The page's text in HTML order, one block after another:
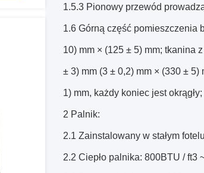
1.5.3 Pionowy przewód
1.6 Górną część pomieszczenia
10) mm × (125 ± 5) mm; tkanina
± 3) mm (3 ± 0,2) mm × (330 ±
1) mm, każdy koniec jest okrągły;
2 Palnik:
2.1 Zainstalowany w stałym
2.2 Ciepło palnika: 800BTU / ft3